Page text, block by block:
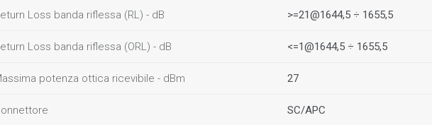
Loss banda riflessa (RL) - dB >=21@1644,5 ÷ 1655,5
Loss banda riflessa (ORL) - dB <=1@1644,5 ÷ 1655,5
potenza ottica ricevibile - dBm 27
SC/APC